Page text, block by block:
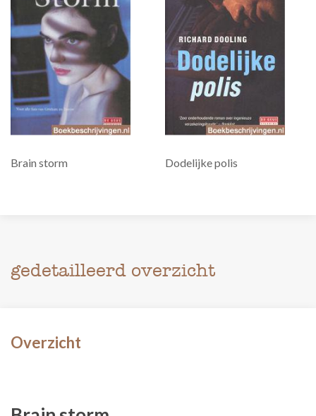
Brain storm Dodelijke polis
gedetailleerd overzicht
Overzicht